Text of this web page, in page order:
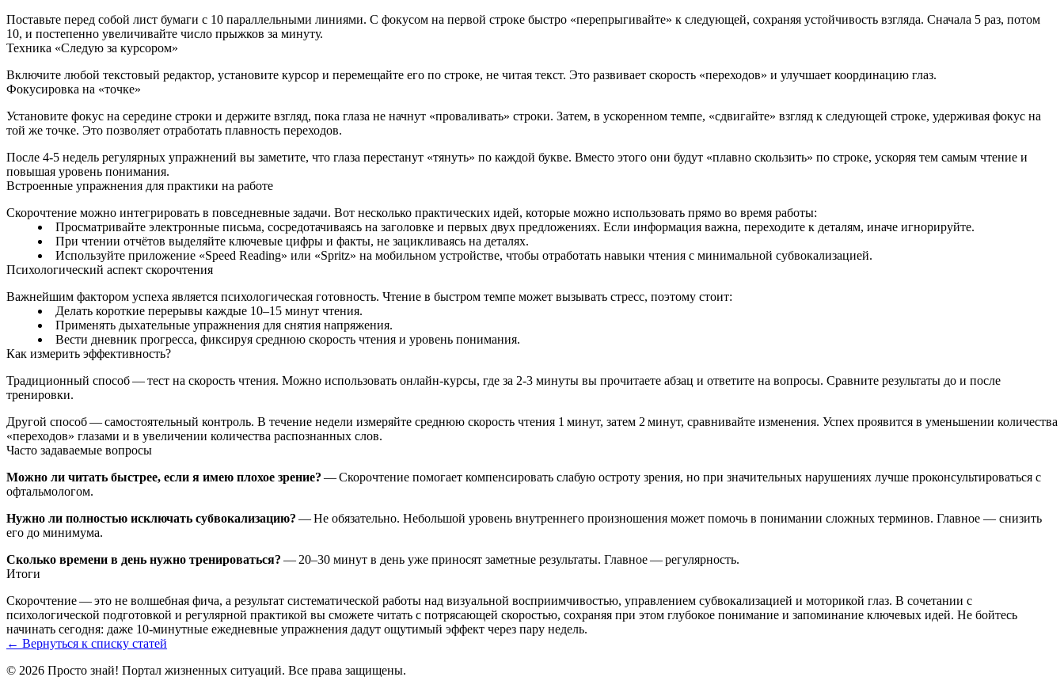
Поставьте перед собой лист бумаги с 10 параллельными линиями. С фокусом на первой строке быстро «перепрыгивайте» к следующей, сохраняя устойчивость взгляда. Сначала 5 раз, потом
10, и постепенно увеличивайте число прыжков за минуту.
Техника «Следую за курсором»
Включите любой текстовый редактор, установите курсор и перемещайте его по строке, не читая текст. Это развивает скорость «переходов» и улучшает координацию глаз.
Фокусировка на «точке»
Установите фокус на середине строки и держите взгляд, пока глаза не начнут «проваливать» строки. Затем, в ускоренном темпе, «сдвигайте» взгляд к следующей строке, удерживая фокус на
той же точке. Это позволяет отработать плавность переходов.
После 4‑5 недель регулярных упражнений вы заметите, что глаза перестанут «тянуть» по каждой букве. Вместо этого они будут «плавно скользить» по строке, ускоряя тем самым чтение и
повышая уровень понимания.
Встроенные упражнения для практики на работе
Скорочтение можно интегрировать в повседневные задачи. Вот несколько практических идей, которые можно использовать прямо во время работы:
Просматривайте электронные письма, сосредотачиваясь на заголовке и первых двух предложениях. Если информация важна, переходите к деталям, иначе игнорируйте.
При чтении отчётов выделяйте ключевые цифры и факты, не зацикливаясь на деталях.
Используйте приложение «Speed Reading» или «Spritz» на мобильном устройстве, чтобы отработать навыки чтения с минимальной субвокализацией.
Психологический аспект скорочтения
Важнейшим фактором успеха является психологическая готовность. Чтение в быстром темпе может вызывать стресс, поэтому стоит:
Делать короткие перерывы каждые 10–15 минут чтения.
Применять дыхательные упражнения для снятия напряжения.
Вести дневник прогресса, фиксируя среднюю скорость чтения и уровень понимания.
Как измерить эффективность?
Традиционный способ — тест на скорость чтения. Можно использовать онлайн-курсы, где за 2‑3 минуты вы прочитаете абзац и ответите на вопросы. Сравните результаты до и после
тренировки.
Другой способ — самостоятельный контроль. В течение недели измеряйте среднюю скорость чтения 1 минут, затем 2 минут, сравнивайте изменения. Успех проявится в уменьшении количества
«переходов» глазами и в увеличении количества распознанных слов.
Часто задаваемые вопросы
Можно ли читать быстрее, если я имею плохое зрение? — Скорочтение помогает компенсировать слабую остроту зрения, но при значительных нарушениях лучше проконсультироваться с
офтальмологом.
Нужно ли полностью исключать субвокализацию? — Не обязательно. Небольшой уровень внутреннего произношения может помочь в понимании сложных терминов. Главное — снизить
его до минимума.
Сколько времени в день нужно тренироваться? — 20–30 минут в день уже приносят заметные результаты. Главное — регулярность.
Итоги
Скорочтение — это не волшебная фича, а результат систематической работы над визуальной восприимчивостью, управлением субвокализацией и моторикой глаз. В сочетании с
психологической подготовкой и регулярной практикой вы сможете читать с потрясающей скоростью, сохраняя при этом глубокое понимание и запоминание ключевых идей. Не бойтесь
начинать сегодня: даже 10‑минутные ежедневные упражнения дадут ощутимый эффект через пару недель.
← Вернуться к списку статей
© 2026 Просто знай! Портал жизненных ситуаций. Все права защищены.